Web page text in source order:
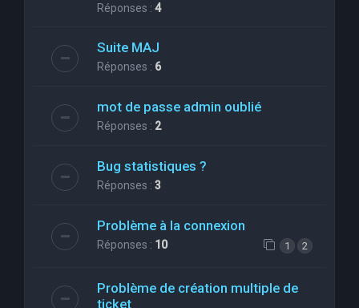
Réponses : 4
Suite MAJ
Réponses : 6
mot de passe admin oublié
Réponses : 2
Bug statistiques ?
Réponses : 3
Problème à la connexion
Réponses : 10 1 2
Problème de création multiple de
ticket